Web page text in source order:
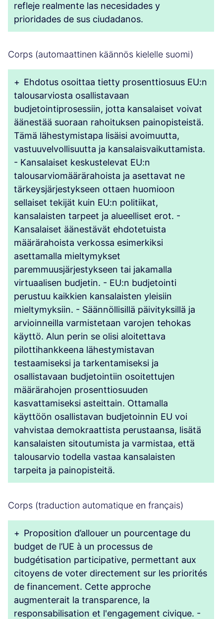
refleje realmente las necesidades y
prioridades de sus ciudadanos.
Corps (automaattinen käännös kielelle suomi)
+ Ehdotus osoittaa tietty prosenttiosuus EU:n
talousarviosta osallistavaan
budjetointiprosessiin, jotta kansalaiset voivat
äänestää suoraan rahoituksen painopisteistä.
Tämä lähestymistapa lisäisi avoimuutta,
vastuuvelvollisuutta ja kansalaisvaikuttamista.
- Kansalaiset keskustelevat EU:n
talousarviomäärärahoista ja asettavat ne
tärkeysjärjestykseen ottaen huomioon
sellaiset tekijät kuin EU:n politiikat,
kansalaisten tarpeet ja alueelliset erot. -
Kansalaiset äänestävät ehdotetuista
määrärahoista verkossa esimerkiksi
asettamalla mieltymykset
paremmuusjärjestykseen tai jakamalla
virtuaalisen budjetin. - EU:n budjetointi
perustuu kaikkien kansalaisten yleisiin
mieltymyksiin. - Säännöllisillä päivityksillä ja
arvioinneilla varmistetaan varojen tehokas
käyttö. Alun perin se olisi aloitettava
pilottihankkeena lähestymistavan
testaamiseksi ja tarkentamiseksi ja
osallistavaan budjetointiin osoitettujen
määrärahojen prosenttiosuuden
kasvattamiseksi asteittain. Ottamalla
käyttöön osallistavan budjetoinnin EU voi
vahvistaa demokraattista perustaansa, lisätä
kansalaisten sitoutumista ja varmistaa, että
talousarvio todella vastaa kansalaisten
tarpeita ja painopisteitä.
Corps (traduction automatique en français)
+ Proposition d’allouer un pourcentage du
budget de l’UE à un processus de
budgétisation participative, permettant aux
citoyens de voter directement sur les priorités
de financement. Cette approche
augmenterait la transparence, la
responsabilisation et l'engagement civique. -